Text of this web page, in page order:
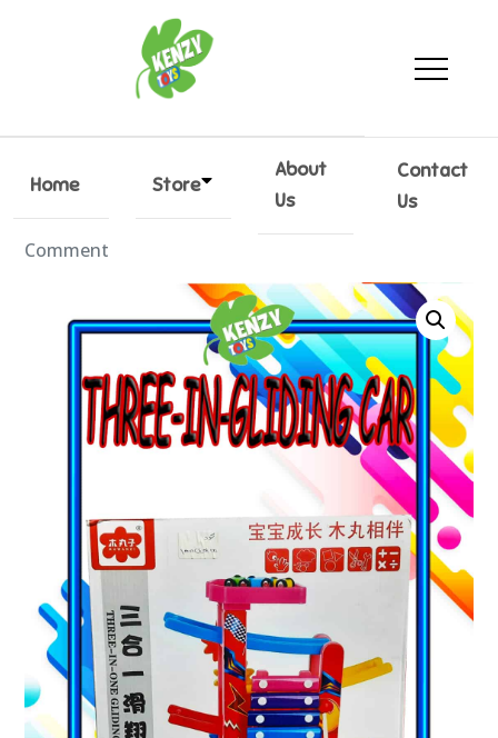
KenzyToys
Every kid toy
Home Store
About
Us
Contact
Us
By Kenzytoys 28/12/2021
Comment